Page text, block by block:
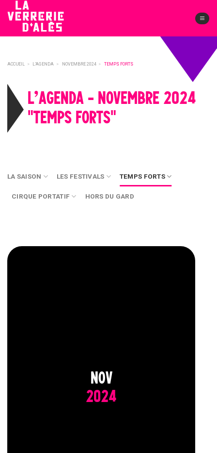
content
ACCUEIL > L’AGENDA > NOVEMBRE 2024 > TEMPS FORTS
L’AGENDA - NOVEMBRE 2024
"TEMPS FORTS"
LA SAISON LES FESTIVALS TEMPS FORTS
CIRQUE PORTATIF HORS DU GARD
NOV
2024